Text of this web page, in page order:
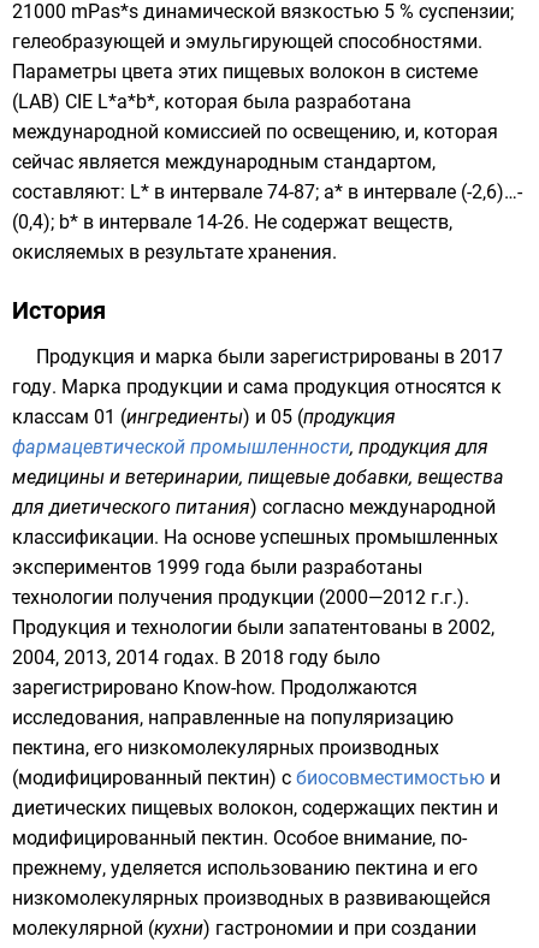
21000 mPas*s динамической вязкостью 5 % суспензии;
гелеобразующей и эмульгирующей способностями.
Параметры цвета этих пищевых волокон в системе
(LAB) CIE L*a*b*, которая была разработана
международной комиссией по освещению, и, которая
сейчас является международным стандартом,
составляют: L* в интервале 74-87; a* в интервале (-2,6)…-
(0,4); b* в интервале 14-26. Не содержат веществ,
окисляемых в результате хранения.
История
Продукция и марка были зарегистрированы в 2017
году. Марка продукции и сама продукция относятся к
классам 01 (ингредиенты) и 05 (продукция
фармацевтической промышленности, продукция для
медицины и ветеринарии, пищевые добавки, вещества
для диетического питания) согласно международной
классификации. На основе успешных промышленных
экспериментов 1999 года были разработаны
технологии получения продукции (2000—2012 г.г.).
Продукция и технологии были запатентованы в 2002,
2004, 2013, 2014 годах. В 2018 году было
зарегистрировано Know-how. Продолжаются
исследования, направленные на популяризацию
пектина, его низкомолекулярных производных
(модифицированный пектин) с биосовместимостью и
диетических пищевых волокон, содержащих пектин и
модифицированный пектин. Особое внимание, по-
прежнему, уделяется использованию пектина и его
низкомолекулярных производных в развивающейся
молекулярной (кухни) гастрономии и при создании